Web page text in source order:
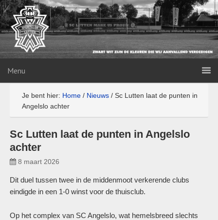
Menu
Je bent hier: Home / Nieuws / Sc Lutten laat de punten in
Angelslo achter
Sc Lutten laat de punten in Angelslo
achter
8 maart 2026
Dit duel tussen twee in de middenmoot verkerende clubs
eindigde in een 1-0 winst voor de thuisclub.
Op het complex van SC Angelslo, wat hemelsbreed slechts